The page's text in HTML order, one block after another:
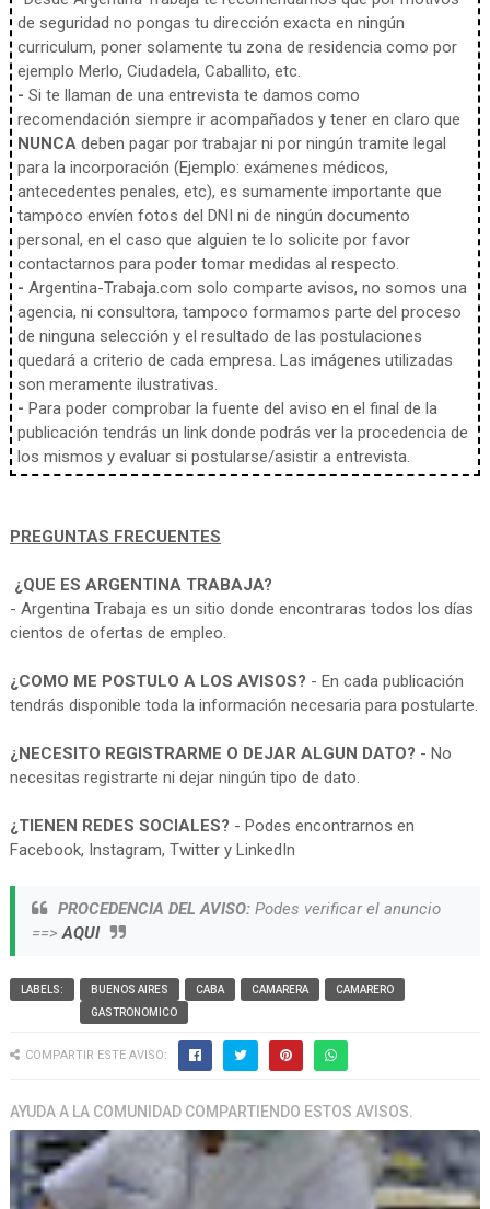
de seguridad no pongas tu dirección exacta en ningún
curriculum, poner solamente tu zona de residencia como por
ejemplo Merlo, Ciudadela, Caballito, etc.
- Si te llaman de una entrevista te damos como
recomendación siempre ir acompañados y tener en claro que
NUNCAdeben pagar por trabajar ni por ningún tramite legal
para la incorporación (Ejemplo: exámenes médicos,
antecedentes penales, etc), es sumamente importante que
tampoco envíen fotos del DNI ni de ningún documento
personal, en el caso que alguien te lo solicite por favor
contactarnos para poder tomar medidas al respecto.
- Argentina-Trabaja.com solo comparte avisos, no somos una
agencia, ni consultora, tampoco formamos parte del proceso
de ninguna selección y el resultado de las postulaciones
quedará a criterio de cada empresa. Las imágenes utilizadas
son meramente ilustrativas.
- Para poder comprobar la fuente del aviso en el final de la
publicación tendrás un link donde podrás ver la procedencia de
los mismos y evaluar si postularse/asistir a entrevista.
PREGUNTAS FRECUENTES
¿QUE ES ARGENTINA TRABAJA?
- Argentina Trabaja es un sitio donde encontraras todos los días
cientos de ofertas de empleo.
¿COMO ME POSTULO A LOS AVISOS? - En cada publicación
tendrás disponible toda la información necesaria para postularte.
¿NECESITO REGISTRARME O DEJAR ALGUN DATO? - No
necesitas registrarte ni dejar ningún tipo de dato.
¿TIENEN REDES SOCIALES? - Podes encontrarnos en
Facebook, Instagram, Twitter y LinkedIn
PROCEDENCIA DEL AVISO:Podes verificar el anuncio
==>AQUI
LABELS: BUENOS AIRES CABA CAMARERA
CAMARERO
GASTRONOMICO
COMPARTIR ESTE AVISO:
AYUDA A LA COMUNIDAD COMPARTIENDO ESTOS AVISOS.